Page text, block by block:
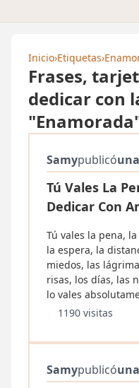
Inicio›Etiquetas›
Frases,
dedicar con
Samypublicó
Tú Vales La
Dedicar Con
Tú vales la pena,
la espera, la
miedos, las
risas, los días, las
lo vales
1190 visitas
Samypublicó